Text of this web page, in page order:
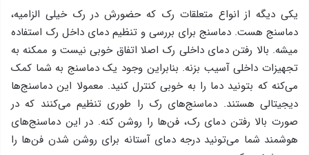
یکی دیگه از انواع متعلقات رک که حضورش در رک خیلی الزامیه،
دماسنج هست. دماسنج برای بررسی و تنظیم دمای داخل رک استفاده
میشه. بالا رفتن دمای داخلی رک اصلا اتفاق خوبی نیست و ممکنه به
تجهیزات داخلی آسیب بزنه. بنابراین وجود یک دماسنج به شما کمک
می‌کنه که بتونید دما را به خوبی کنترل کنید. معمولا این دماسنج‌ها
دیجیتالی هستند. دماسنج‌های رک را طوری تنظیم می‌کنند که در
صورت بالا رفتن دمای رک، فن‌ها را روشن کنه. در این دماسنج‌های
هوشمند شما می‌تونید درجه دمای آستانه برای روشن شدن فن‌ها را